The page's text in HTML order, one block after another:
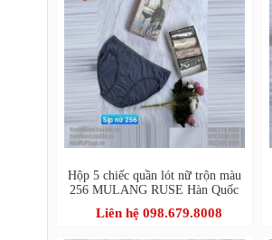
Hộp 5 chiếc quần lót nữ trộn màu
256 MULANG RUSE Hàn Quốc
Liên hệ 098.679.8008